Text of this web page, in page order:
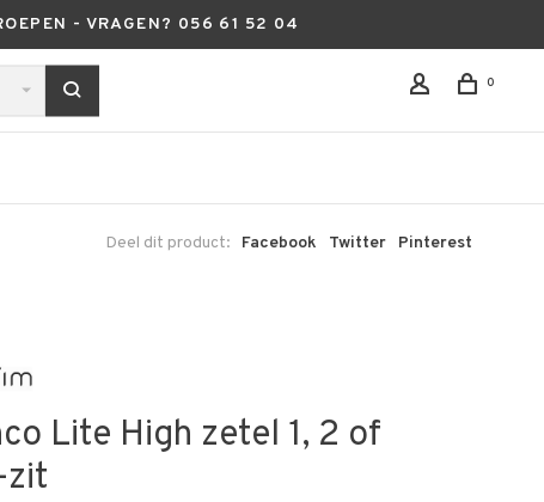
- VRAGEN? 056 61 52 04
0
Deel dit product: Facebook Twitter Pinterest
Lite High zetel 1, 2 of
zit